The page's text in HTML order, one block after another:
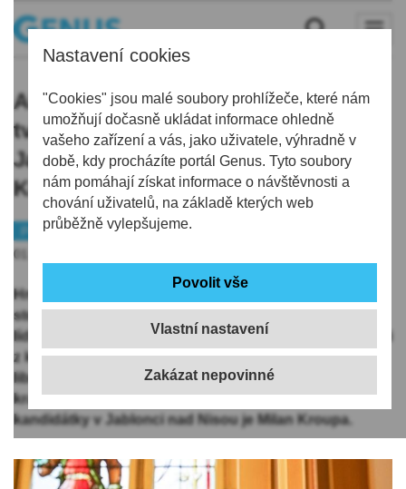
Nastavení cookies
"Cookies" jsou malé soubory prohlížeče, které nám
umožňují dočasně ukládat informace ohledně
vašeho zařízení a vás, jako uživatele, výhradně v
době, kdy procházíte portál Genus. Tyto soubory
nám pomáhají získat informace o návštěvnosti a
chování uživatelů, na základě kterých web
průběžně vylepšujeme.
Vlastní nastavení
ANO se v Liberci vsadilo na novou
tvář, lídrem je Tomáš Rec. V
Jablonci kandidátku povede Milan
Kroupa
Politika
Volby
01.07.2026 | 7:03
Hnutí ANO se pro podzimní komunální volby ve
stotisícovém Liberci rozhodlo vsadit na novou tvář,
lídrem kandidátky je Tomáš Rec, který zatím zkušenosti
z komunální politiky nemá a nebyl ani členem
libereckého zastupitelstva. ČTK o tom informovala
krajská předsedkyně ANO Jitka Volfová. Lídrem
kandidátky v Jablonci nad Nisou je Milan Kroupa.